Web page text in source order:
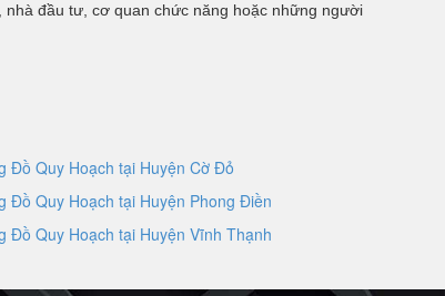
nhà đầu tư, cơ quan chức năng hoặc những người
Đồ Quy Hoạch tại Huyện Cờ Đỏ
Đồ Quy Hoạch tại Huyện Phong Điền
Đồ Quy Hoạch tại Huyện Vĩnh Thạnh